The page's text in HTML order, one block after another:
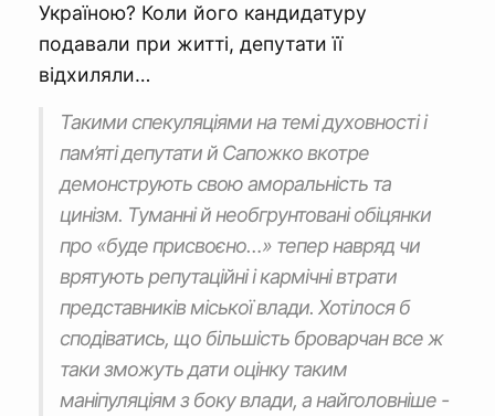
Україною? Коли його кандидатуру
подавали при житті, депутати її
відхиляли…
Такими спекуляціями на темі духовності і
пам’яті депутати й Сапожко вкотре
демонструють свою аморальність та
цинізм. Туманні й необгрунтовані обіцянки
про «буде присвоєно…» тепер навряд чи
врятують репутаційні і кармічні втрати
представників міської влади. Хотілося б
сподіватись, що більшість броварчан все ж
таки зможуть дати оцінку таким
маніпуляціям з боку влади, а найголовніше -